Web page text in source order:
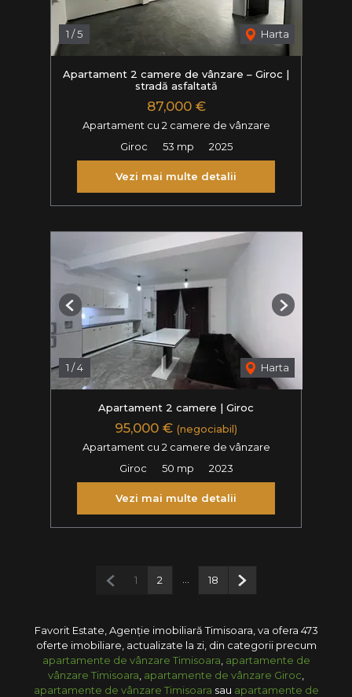
1 /5 Harta
Apartament 2 camere de vânzare – Giroc |
stradă asfaltată
87,000 €
Apartament cu 2 camere de vânzare
Giroc
53 mp 2025
Vezi mai multe detalii
1 /4 Harta
Previous Next
Apartament 2 camere | Giroc
95,000 € (negociabil)
Apartament cu 2 camere de vânzare
Giroc
50 mp 2023
Vezi mai multe detalii
Pagina anterioară
1 2 18 Pagina următoare
Favorit Estate, Agenție imobiliară Timisoara, va ofera 473
oferte imobiliare, actualizate la zi, din categorii precum
apartamente de vânzare Timisoara apartamente de
vânzare Timisoara apartamente de vânzare Giroc
apartamente de vânzare Timisoara sau apartamente de